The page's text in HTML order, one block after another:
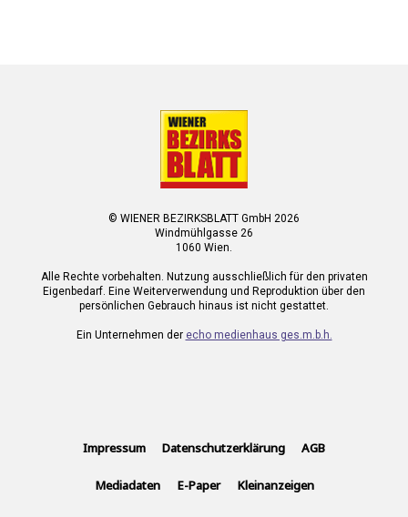
© WIENER BEZIRKSBLATT GmbH 2026
Windmühlgasse 26
1060 Wien.
Alle Rechte vorbehalten. Nutzung ausschließlich für den privaten
Eigenbedarf. Eine Weiterverwendung und Reproduktion über den
persönlichen Gebrauch hinaus ist nicht gestattet.
Ein Unternehmen der echo medienhaus ges.m.b.h.
Impressum Datenschutzerklärung AGB
Mediadaten E-Paper Kleinanzeigen